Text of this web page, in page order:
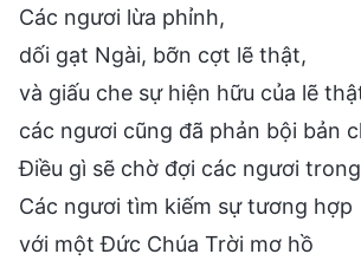
Các ngươi lừa phỉnh,
dối gạt Ngài, bỡn cợt lẽ thật,
và giấu che sự hiện hữu của lẽ
các ngươi cũng đã phản bội bản
Điều gì sẽ chờ đợi các ngươi
Các ngươi tìm kiếm sự tương hợp
với một Đức Chúa Trời mơ hồ